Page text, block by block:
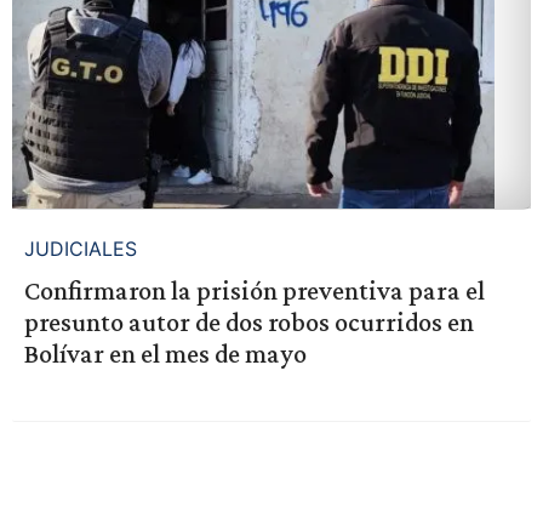
JUDICIALES
Confirmaron la prisión preventiva para el
presunto autor de dos robos ocurridos en
Bolívar en el mes de mayo